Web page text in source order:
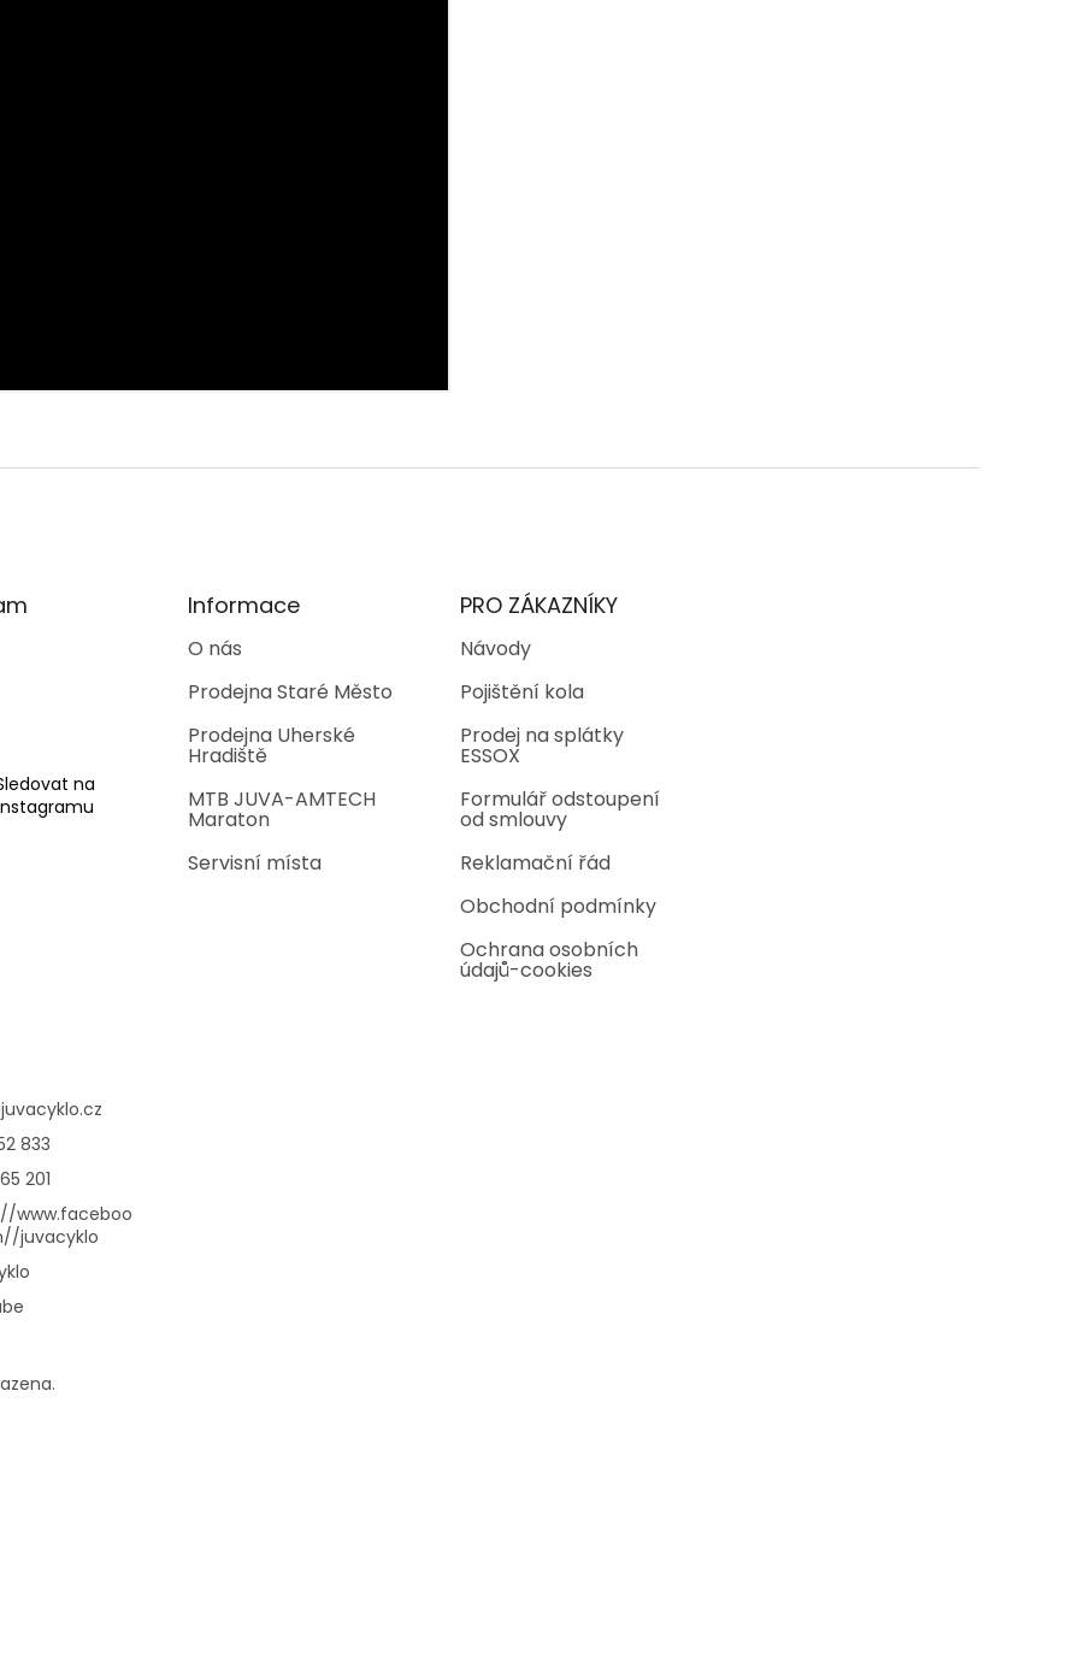
na
Informace
O nás
Prodejna Staré Město
Prodejna Uherské
Hradiště
MTB JUVA-AMTECH
Maraton
Servisní místa
PRO ZÁKAZNÍKY
Návody
Pojištění kola
Prodej na splátky
ESSOX
Formulář odstoupení
od smlouvy
Reklamační řád
Obchodní podmínky
Ochrana osobních
údajů-cookies
juvacyklo.cz
833
201
www.faceboo
juvacyklo